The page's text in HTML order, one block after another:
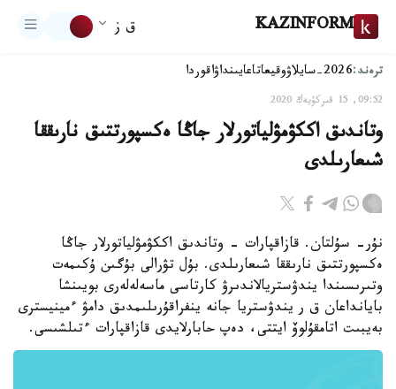
KAZINFORM ق ز
ترەند:2026-سايلاۋ وقيعاتاعايىنداۋاقوردا
09:52, 15 قىركۇيەك 2020
وتاندىق اككۋمۋلياتورلار جاڭا ەكسپورتتىق نارىققا
شىعارىلدى
نۇر- سۇلتان. قازاقپارات - وتاندىق اككۋمۋلياتورلار جاڭا
ەكسپورتتىق نارىققا شىعارىلدى. بۇل تۋرالى بۇگىن ۇكىمەت
وتىرىسىندا يندۋستريالاندىرۋ كارتاسى ماسەلەلەرى بويىنشا
بايانداعان ق ر يندۋستريا جانە ينفراقۇرىلىمدىق دامۋ ءمينيسترى
بەيبىت اتامقۇلوۆ ايتتى، دەپ حابارلايدى قازاقپارات ءتىلشىسى.